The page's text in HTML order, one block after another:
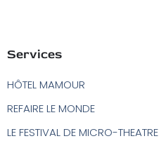
Services
HÔTEL MAMOUR
REFAIRE LE MONDE
LE FESTIVAL DE MICRO-THEATRE